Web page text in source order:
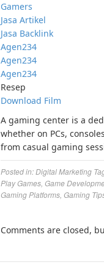
Gamers
Jasa Artikel
Jasa Backlink
Agen234
Agen234
Agen234
Resep
Download Film
A gaming center is a
whether on PCs,
from casual gaming
Posted in:Digital Marketing
Play Games Game
Gaming Platforms Gaming
Comments are closed,